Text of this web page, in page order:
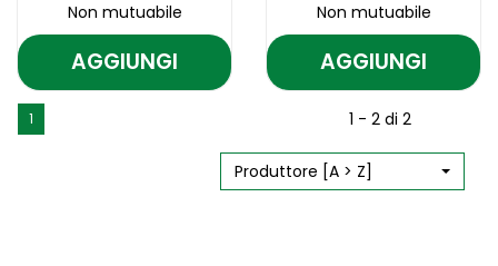
Non mutuabile
AGGIUNGIAGGIUNGI LENDINOUT
ACT
CARRELLO
Non mutuabile
AGGIUNGI
AGGIUNGI
ACT
AZIONE
PREVENTIV
CARRELLO
ACT
PREVENTIV alla
wishlist
su LENDINOUT
PREVENTIV
1 1 - 2 di 2
Produttore [A > Z]